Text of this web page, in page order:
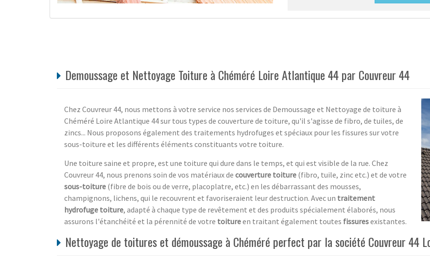
Demoussage et Nettoyage Toiture à Chéméré Loire Atlantique 44 par Couvreur 44
Chez Couvreur 44, nous mettons à votre service nos services de Demoussage et Nettoyage de toiture à
Chéméré Loire Atlantique 44 sur tous types de couverture de toiture, qu'il s'agisse de fibro, de tuiles, de
zincs... Nous proposons également des traitements hydrofuges et spéciaux pour les fissures sur votre
sous-toiture et les différents éléments constituants votre toiture.
Une toiture saine et propre, est une toiture qui dure dans le temps, et qui est visible de la rue. Chez
Couvreur 44, nous prenons soin de vos matériaux de couverture toiture (fibro, tuile, zinc etc.) et de votre
sous-toiture (fibre de bois ou de verre, placoplatre, etc.) en les débarrassant des mousses,
champignons, lichens, qui le recouvrent et favoriseraient leur destruction. Avec un traitement
hydrofuge toiture, adapté à chaque type de revêtement et des produits spécialement élaborés, nous
assurons l'étanchéité et la pérennité de votre toitureen traitant également toutes fissuresexistantes.
Nettoyage de toitures et démoussage à Chéméré perfect par la société Couvreur 44